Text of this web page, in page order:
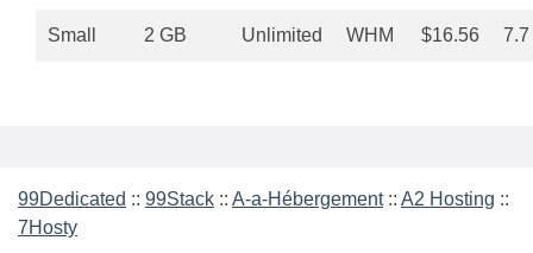
Small 2 GB Unlimited WHM $16.56 7.7
99Dedicated :: 99Stack :: A-a-Hébergement:: A2 Hosting ::
7Hosty